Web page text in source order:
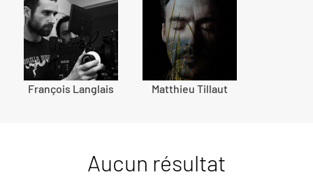
François Langlais Matthieu Tillaut
Aucun résultat